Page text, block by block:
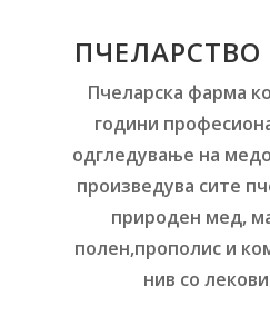
Пчеларска фарма
години
одгледување на
произведува сите
природен мед,
полен,прополис и
нив со